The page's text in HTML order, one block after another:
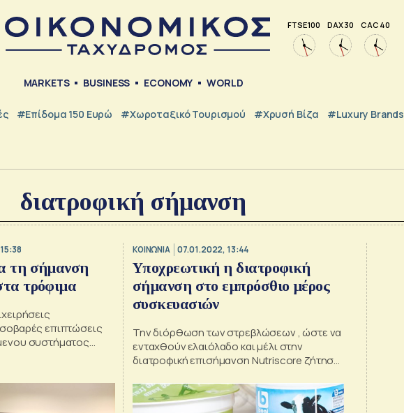
FTSE 100 DAX 30 CAC 40
MARKETS BUSINESS ECONOMY WORLD
#Επίδομα 150 Ευρώ #Χωροταξικό Τουρισμού #Χρυσή Βίζα #luxury Brands
διατροφική σήμανση
τη σήμανση
τρόφιμα
επιπτώσεις
συστήματος
ΚΟΙΝΩΝΙΑ 07.01.2022, 13:44
Υποχρεωτική η διατροφική
σήμανση στο εμπρόσθιο μέρος
συσκευασιών
Την διόρθωση των στρεβλώσεων , ώστε να
ενταχθούν ελαιόλαδο και μέλι στην
διατροφική επισήμανση Nutriscore ζήτησε